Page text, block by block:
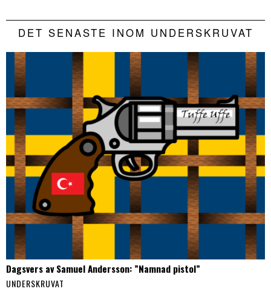
DET SENASTE INOM UNDERSKRUVAT
Dagsvers av Samuel Andersson: ”Namnad pistol”
UNDERSKRUVAT